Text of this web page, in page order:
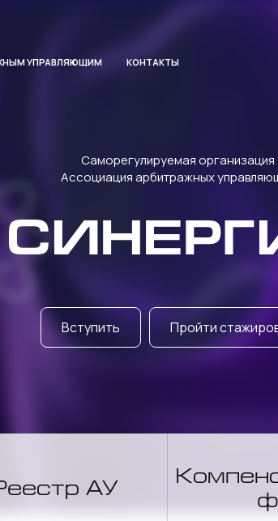
УПРАВЛЯЮЩИМ КОНТАКТЫ
Саморегулируемая организация
Ассоциация арбитражных
Вступить Пройти
АУ